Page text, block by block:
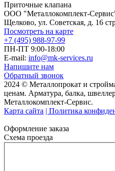
Приточные клапана
ООО "Металлокомплект-Сервис"
Щелково, ул. Советская, д. 16
Посмотреть на карте
+7 (495) 988-97-99
ПН-ПТ 9:00-18:00
E-mail: info@mk-services.ru
Напишите нам
Обратный звонок
2024 © Металлопрокат и
ценам. Арматура, балка,
Металлокомплект-Сервис.
Карта сайта | Политика
Оформление заказа
Схема проезда